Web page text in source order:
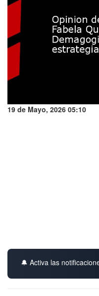
19 de Mayo, 2026 05:10
🔔 Activa las